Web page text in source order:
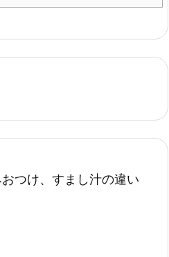
つけ、すまし汁の違い